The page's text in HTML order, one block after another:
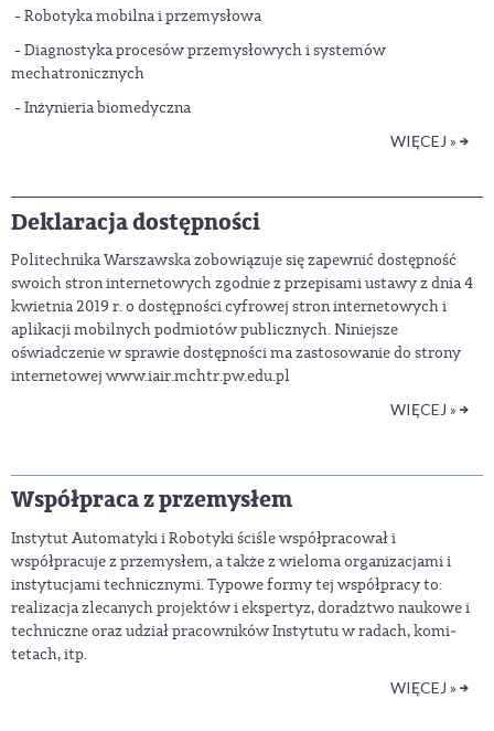
- Robotyka mobilna i przemysłowa
- Diagnostyka procesów przemysłowych i systemów
mechatronicznych
- Inżynieria biomedyczna
WIĘCEJ »
Deklaracja dostępności
Politechnika Warszawska zobowiązuje się zapewnić dostępność
swoich stron internetowych zgodnie z przepisami ustawy z dnia 4
kwietnia 2019 r. o dostępności cyfrowej stron internetowych i
aplikacji mobilnych podmiotów publicznych. Niniejsze
oświadczenie w sprawie dostępności ma zastosowanie do strony
internetowej www.iair.mchtr.pw.edu.pl
WIĘCEJ »
Współpraca z przemysłem
Instytut Automatyki i Robotyki ściśle współpracował i
współpracuje z przemysłem, a także z wieloma organizacjami i
instytucjami technicznymi. Typowe formy tej współpracy to:
realizacja zlecanych projektów i ekspertyz, doradztwo nau­ko­­we i
techniczne oraz udział pracowników Instytutu w radach, ko­mi­­
tetach, itp.
WIĘCEJ »